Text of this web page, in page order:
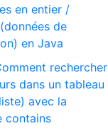
en entier /
de
en Java
rechercher
dans un tableau
avec la
contains